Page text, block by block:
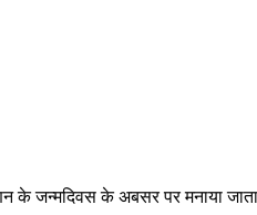
के जन्मदिवस के अबसर पर मनाया